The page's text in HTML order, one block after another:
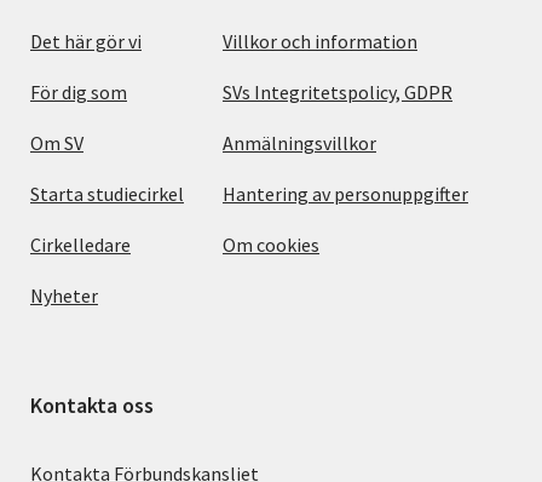
Det här gör vi
För dig som
Om SV
Starta studiecirkel
Cirkelledare
Nyheter
Villkor och information
SVs Integritetspolicy, GDPR
Anmälningsvillkor
Hantering av personuppgifter
Om cookies
Kontakta oss
Kontakta Förbundskansliet